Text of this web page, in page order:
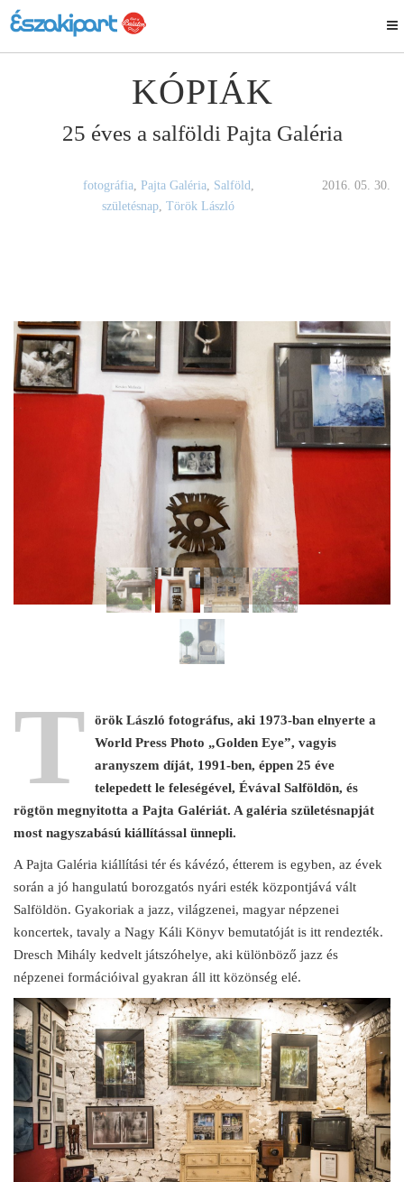
KÓPIÁK
25 éves a salföldi Pajta Galéria
fotográfia, Pajta Galéria, Salföld,
születésnap,Török László
2016. 05. 30.
T
örök László fotográfus, aki 1973-ban elnyerte a
World Press Photo „Golden Eye”, vagyis
aranyszem díját, 1991-ben, éppen 25 éve
telepedett le feleségével, Évával Salföldön, és
rögtön megnyitotta a Pajta Galériát. A galéria születésnapját
most nagyszabású kiállítással ünnepli.
A Pajta Galéria kiállítási tér és kávézó, étterem is egyben, az évek
során a jó hangulatú borozgatós nyári esték központjává vált
Salföldön. Gyakoriak a jazz, világzenei, magyar népzenei
koncertek, tavaly a Nagy Káli Könyv bemutatóját is itt rendezték.
Dresch Mihály kedvelt játszóhelye, aki különböző jazz és
népzenei formációival gyakran áll itt közönség elé.